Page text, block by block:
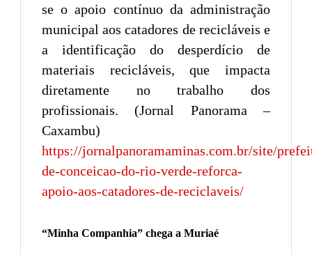
se o apoio contínuo da administração
municipal aos catadores de recicláveis e
a identificação do desperdício de
materiais recicláveis, que impacta
diretamente no trabalho dos
profissionais. (Jornal Panorama –
Caxambu)
https://jornalpanoramaminas.com.br/site/
de-conceicao-do-rio-verde-reforca-
apoio-aos-catadores-de-reciclaveis/
“Minha Companhia” chega a Muriaé